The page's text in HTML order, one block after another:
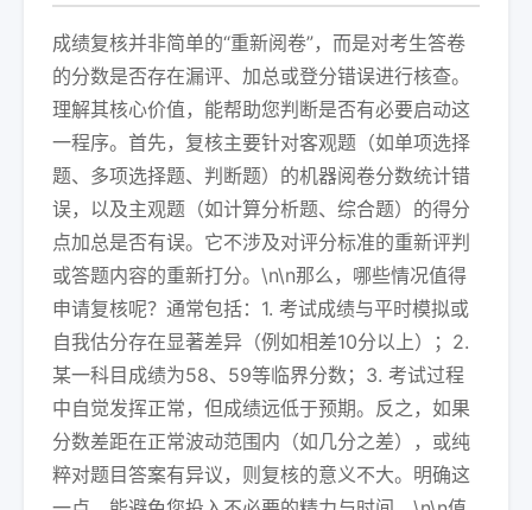
成绩复核并非简单的“重新阅卷”，而是对考生答卷
的分数是否存在漏评、加总或登分错误进行核查。
理解其核心价值，能帮助您判断是否有必要启动这
一程序。首先，复核主要针对客观题（如单项选择
题、多项选择题、判断题）的机器阅卷分数统计错
误，以及主观题（如计算分析题、综合题）的得分
点加总是否有误。它不涉及对评分标准的重新评判
或答题内容的重新打分。\n\n那么，哪些情况值得
申请复核呢？通常包括：1. 考试成绩与平时模拟或
自我估分存在显著差异（例如相差10分以上）；2.
某一科目成绩为58、59等临界分数；3. 考试过程
中自觉发挥正常，但成绩远低于预期。反之，如果
分数差距在正常波动范围内（如几分之差），或纯
粹对题目答案有异议，则复核的意义不大。明确这